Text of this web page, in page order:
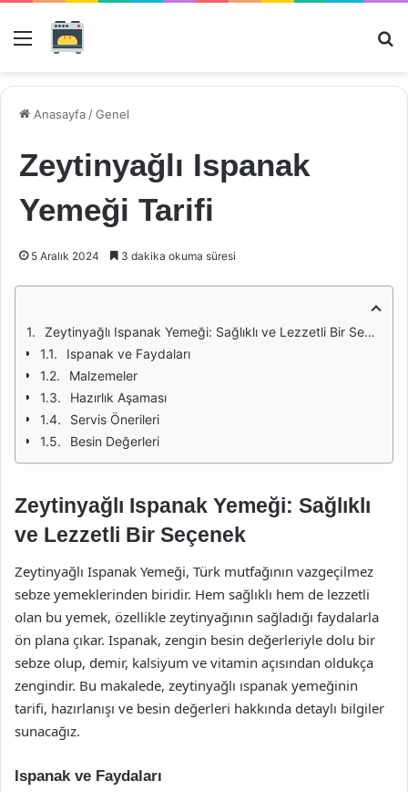
Menü
Anasayfa /Genel
Zeytinyağlı Ispanak
Yemeği Tarifi
5 Aralık 2024 3 dakika okuma süresi
Zeytinyağlı Ispanak Yemeği: Sağlıklı ve Lezzetli Bir Seçenek
Ispanak ve Faydaları
Malzemeler
Hazırlık Aşaması
Servis Önerileri
Besin Değerleri
Zeytinyağlı Ispanak Yemeği: Sağlıklı
ve Lezzetli Bir Seçenek
Zeytinyağlı Ispanak Yemeği, Türk mutfağının vazgeçilmez
sebze yemeklerinden biridir. Hem sağlıklı hem de lezzetli
olan bu yemek, özellikle zeytinyağının sağladığı faydalarla
ön plana çıkar. Ispanak, zengin besin değerleriyle dolu bir
sebze olup, demir, kalsiyum ve vitamin açısından oldukça
zengindir. Bu makalede, zeytinyağlı ıspanak yemeğinin
tarifi, hazırlanışı ve besin değerleri hakkında detaylı bilgiler
sunacağız.
Ispanak ve Faydaları